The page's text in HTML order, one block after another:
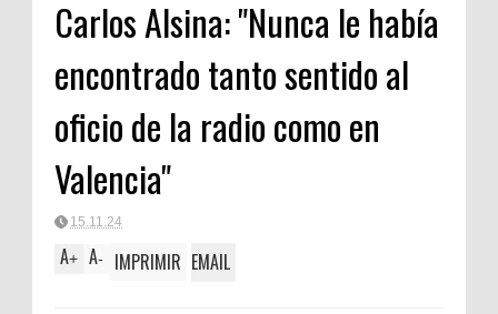
FORTA
Carlos Alsina: "Nunca le había
encontrado tanto sentido al
oficio de la radio como en
Valencia"
15.11.24
A+ A- IMPRIMIR EMAIL